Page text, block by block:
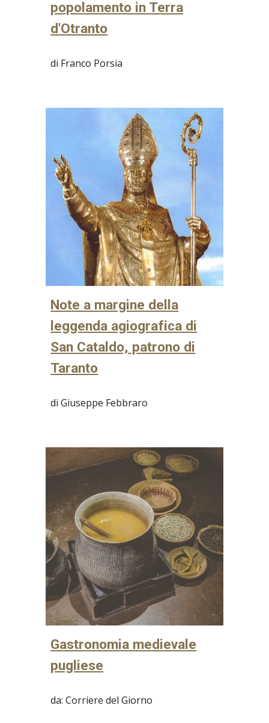
popolamento in Terra
d'Otranto
di Franco Porsia
Note a margine della
leggenda agiografica di
San Cataldo, patrono di
Taranto
di Giuseppe Febbraro
Gastronomia medievale
pugliese
da: Corriere del Giorno